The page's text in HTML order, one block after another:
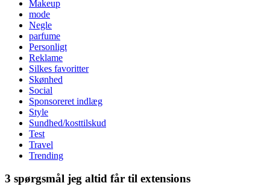
Makeup
mode
Negle
parfume
Personligt
Reklame
Silkes favoritter
Skønhed
Social
Sponsoreret indlæg
Style
Sundhed/kosttilskud
Test
Travel
Trending
3 spørgsmål jeg altid får til extensions